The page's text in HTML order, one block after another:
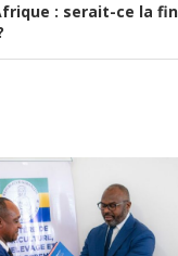
: serait-ce la